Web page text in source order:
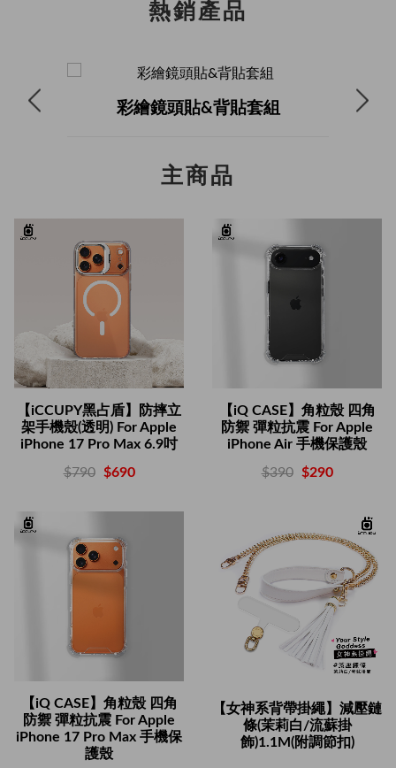
熱銷產品
彩繪鏡頭貼&背貼套組
主商品
【iCCUPY黑占盾】防摔立
架手機殼(透明) For Apple
iPhone 17 Pro Max 6.9吋
$790 $690
【iQ CASE】角粒殼 四角
防禦 彈粒抗震 For Apple
iPhone Air 手機保護殼
$390 $290
【iQ CASE】角粒殼 四角
防禦 彈粒抗震 For Apple
iPhone 17 Pro Max 手機保
護殼
【女神系背帶掛繩】減壓鏈
條(茉莉白/流蘇掛
飾)1.1M(附調節扣)